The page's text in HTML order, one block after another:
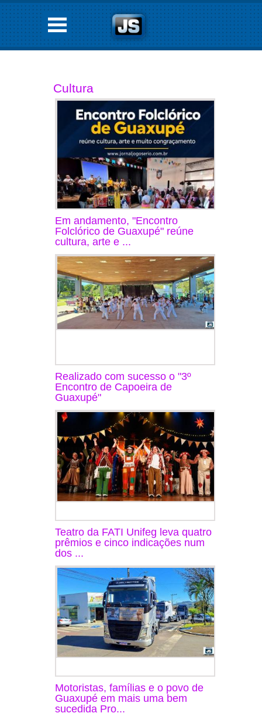
Cultura
Em andamento, "Encontro
Folclórico de Guaxupé" reúne
cultura, arte e ...
Realizado com sucesso o "3º
Encontro de Capoeira de
Guaxupé"
Teatro da FATI Unifeg leva quatro
prêmios e cinco indicações num
dos ...
Motoristas, famílias e o povo de
Guaxupé em mais uma bem
sucedida Pro...